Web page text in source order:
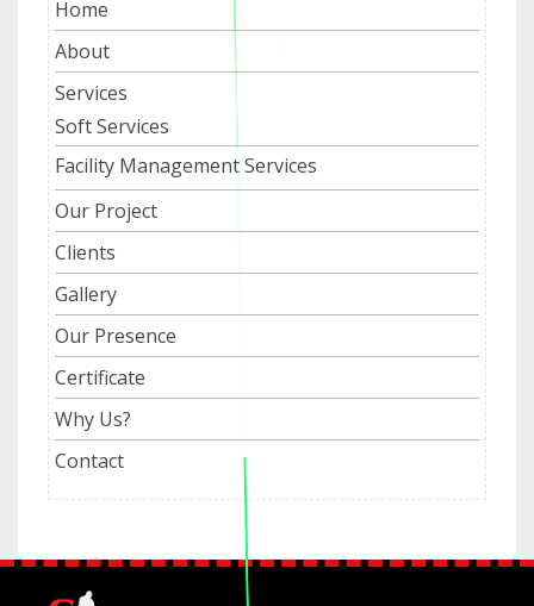
Home
About
Services
Soft Services
Facility Management Services
Our Project
Clients
Gallery
Our Presence
Certificate
Why Us?
Contact